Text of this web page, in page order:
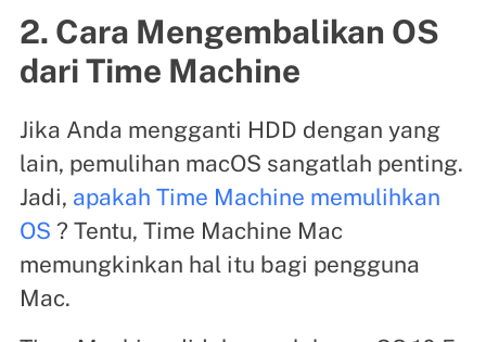
2. Cara Mengembalikan OS
dari Time Machine
Jika Anda mengganti HDD dengan yang
lain, pemulihan macOS sangatlah penting.
Jadi, apakah Time Machine memulihkan
OS ? Tentu, Time Machine Mac
memungkinkan hal itu bagi pengguna
Mac.